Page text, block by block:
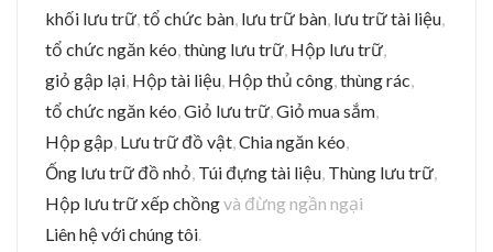
khối lưu trữ,tổ chức bàn, lưu trữ bàn, lưu trữ tài liệu,
tổ chức ngăn kéo,thùng lưu trữ, Hộp lưu trữ,
giỏ gập lại, Hộp tài liệu, Hộp thủ công,thùng rác,
tổ chức ngăn kéo,Giỏ lưu trữ,Giỏ mua sắm,
Hộp gập, Lưu trữ đồ vật,Chia ngăn kéo,
Ống lưu trữ đồ nhỏ, Túi đựng tài liệu, Thùng lưu trữ,
Hộp lưu trữ xếp chồngvà đừng ngần ngại
Liên hệ với chúng tôi.